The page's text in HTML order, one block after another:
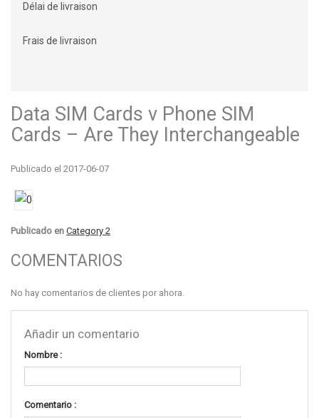
Délai de livraison
Frais de livraison
Data SIM Cards v Phone SIM
Cards – Are They Interchangeable
Publicado el 2017-06-07
Publicado en Category 2
COMENTARIOS
No hay comentarios de clientes por ahora.
Añadir un comentario
Nombre :
Comentario :